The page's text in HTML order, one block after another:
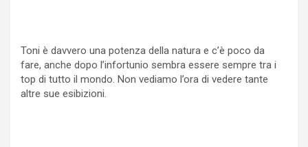
Toni è davvero una potenza della natura e c’è poco da
fare, anche dopo l’infortunio sembra essere sempre tra i
top di tutto il mondo. Non vediamo l’ora di vedere tante
altre sue esibizioni.